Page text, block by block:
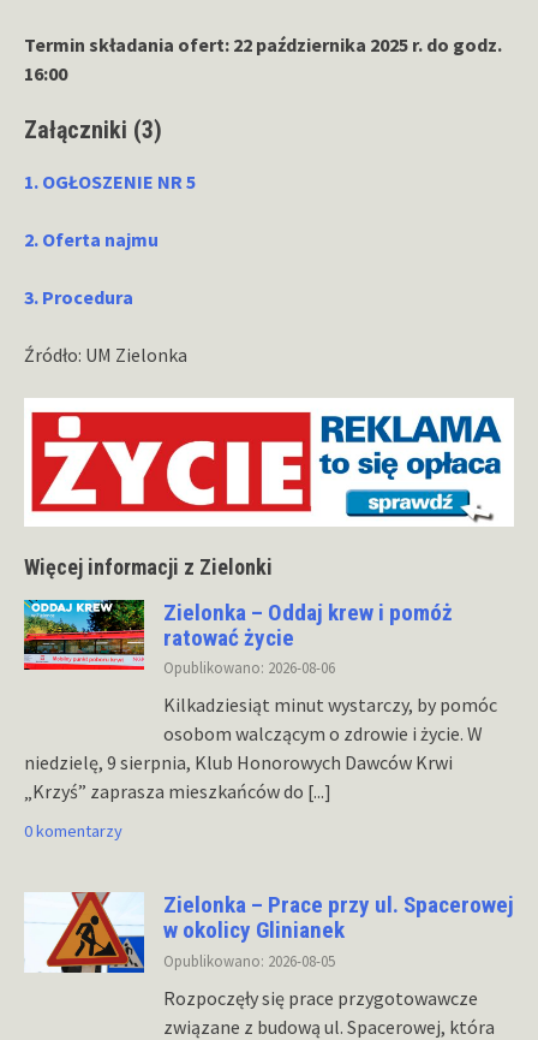
Termin składania ofert: 22 października 2025 r. do godz.
16:00
Załączniki (3)
1. OGŁOSZENIE NR 5
2. Oferta najmu
3. Procedura
Źródło: UM Zielonka
Więcej informacji z Zielonki
Zielonka – Oddaj krew i pomóż
ratować życie
Opublikowano: 2026-08-06
Kilkadziesiąt minut wystarczy, by pomóc
osobom walczącym o zdrowie i życie. W
niedzielę, 9 sierpnia, Klub Honorowych Dawców Krwi
„Krzyś” zaprasza mieszkańców do [...]
0 komentarzy
Zielonka – Prace przy ul. Spacerowej
w okolicy Glinianek
Opublikowano: 2026-08-05
Rozpoczęły się prace przygotowawcze
związane z budową ul. Spacerowej, która